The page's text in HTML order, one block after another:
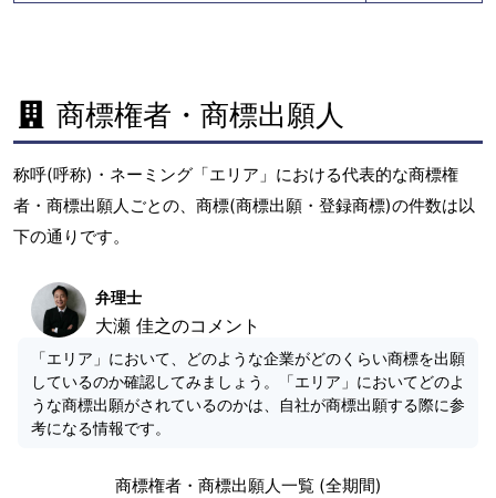
商標権者・商標出願人
称呼(呼称)・ネーミング「エリア」における代表的な商標権
者・商標出願人ごとの、商標(商標出願・登録商標)の件数は以
下の通りです。
弁理士
大瀬 佳之のコメント
「エリア」において、どのような企業がどのくらい商標を出願
しているのか確認してみましょう。「エリア」においてどのよ
うな商標出願がされているのかは、自社が商標出願する際に参
考になる情報です。
商標権者・商標出願人一覧 (全期間)